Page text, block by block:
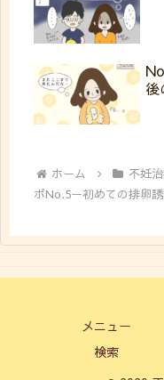
後
ホーム 不妊
ポNo.5ー初めての排卵
メニュー
検索